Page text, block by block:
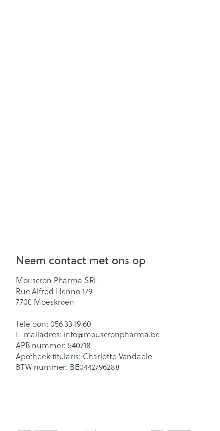
Neem contact met ons op
Mouscron Pharma SRL
Rue Alfred Henno 179
7700 Moeskroen
Telefoon: 056 33 19 60
E-mailadres: info@mouscronpharma.be
APB nummer: 540718
Apotheek titularis: Charlotte Vandaele
BTW nummer: BE0442796288